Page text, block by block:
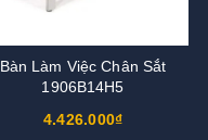
Bàn Làm Việc Chân Sắt
1906B14H5
4.426.000₫